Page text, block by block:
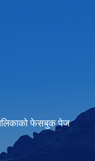
फेसबुक पेज